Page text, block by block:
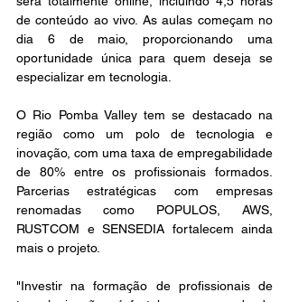
de conteúdo ao vivo. As aulas começam no
dia 6 de maio, proporcionando uma
oportunidade única para quem deseja se
especializar em tecnologia.
O Rio Pomba Valley tem se destacado na
região como um polo de tecnologia e
inovação, com uma taxa de empregabilidade
de 80% entre os profissionais formados.
Parcerias estratégicas com empresas
renomadas como POPULOS, AWS,
RUSTCOM e SENSEDIA fortalecem ainda
mais o projeto.
"Investir na formação de profissionais de